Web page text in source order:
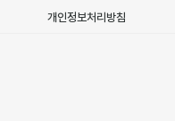
개인정보처리방침